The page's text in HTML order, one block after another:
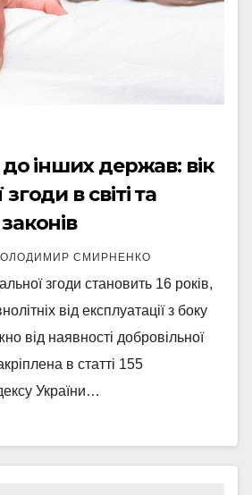
до інших держав: вік
в світі та
СМИРНЕНКО
згоди становить 16 років,
від експлуатації з боку
від наявності добровільної
в статті 155
України…